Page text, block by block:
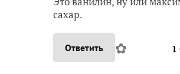
сахар.
Ответить ✿ 1